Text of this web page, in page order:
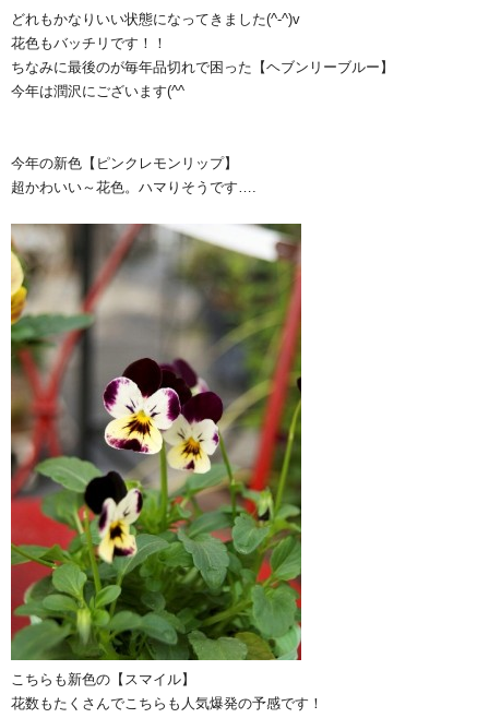
どれもかなりいい状態になってきました(^-^)v
花色もバッチリです！！
ちなみに最後のが毎年品切れで困った【ヘブンリーブルー】
今年は潤沢にございます(^^ゞ
今年の新色【ピンクレモンリップ】
超かわいい～花色。ハマりそうです….
こちらも新色の【スマイル】
花数もたくさんでこちらも人気爆発の予感です！